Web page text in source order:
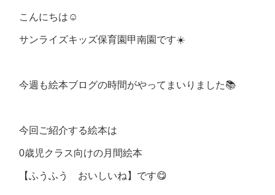
こんにちは☺️
サンライズキッズ保育園甲南園です☀️
今週も絵本ブログの時間がやってまいりました📚
今回ご紹介する絵本は
0歳児クラス向けの月間絵本
【ふうふう おいしいね】です😋